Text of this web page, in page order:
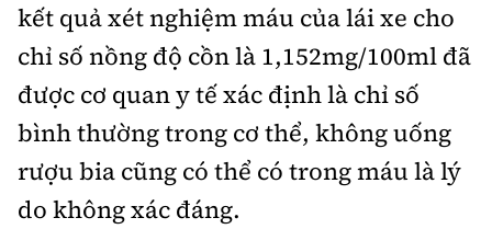
kết quả xét nghiệm máu của lái xe cho
chỉ số nồng độ cồn là 1,152mg/100ml đã
được cơ quan y tế xác định là chỉ số
bình thường trong cơ thể, không uống
rượu bia cũng có thể có trong máu là lý
do không xác đáng.